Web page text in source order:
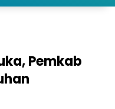
Pemkab